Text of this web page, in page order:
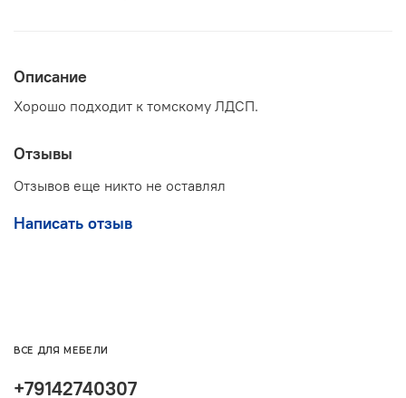
Описание
Хорошо подходит к томскому ЛДСП.
Отзывы
Отзывов еще никто не оставлял
Написать отзыв
+79142740307
ВСЕ ДЛЯ МЕБЕЛИ